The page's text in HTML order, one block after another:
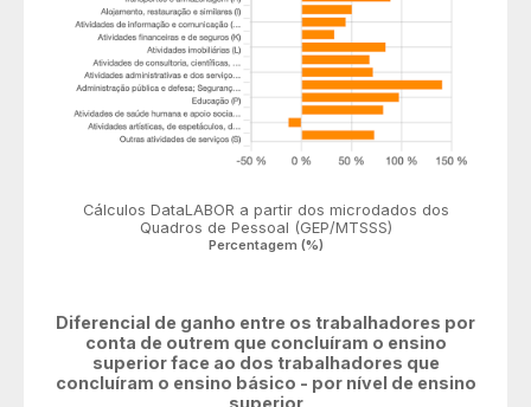
Cálculos DataLABOR a partir dos microdados dos
Quadros de Pessoal (GEP/MTSSS)
Percentagem (%)
Diferencial de ganho entre os trabalhadores por
conta de outrem que concluíram o ensino
superior face ao dos trabalhadores que
concluíram o ensino básico - por nível de ensino